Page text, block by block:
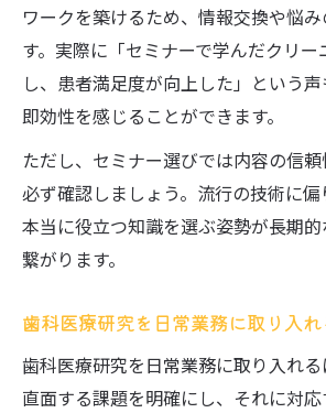
ワークを築けるため、情報交換や悩
す。実際に「セミナーで学んだクリ
し、患者満足度が向上した」という
即効性を感じることができます。
ただし、セミナー選びでは内容の信
必ず確認しましょう。流行の技術に
本当に役立つ知識を選ぶ姿勢が長期
繋がります。
歯科医療研究を日常業務に取り入
歯科医療研究を日常業務に取り入れ
直面する課題を明確にし、それに対